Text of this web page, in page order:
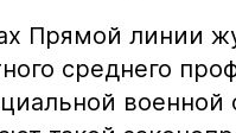
Прямой линии
среднего